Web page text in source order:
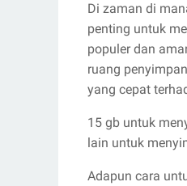
Di zaman di
penting untuk
populer dan
ruang
yang cepat
15 gb untuk
lain untuk
Adapun cara